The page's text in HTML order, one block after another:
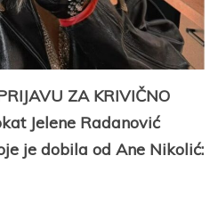
ZA KRIVIČNO
Jelene Radanović
je dobila od Ane Nikolić: